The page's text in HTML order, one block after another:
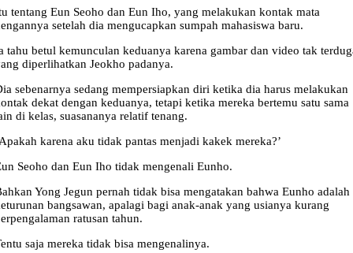
tentang Eun Seoho dan Eun Iho, yang melakukan kontak mata
setelah dia mengucapkan sumpah mahasiswa baru.
tahu betul kemunculan keduanya karena gambar dan video tak
diperlihatkan Jeokho padanya.
sebenarnya sedang mempersiapkan diri ketika dia harus melakukan
dekat dengan keduanya, tetapi ketika mereka bertemu satu sama
di kelas, suasananya relatif tenang.
karena aku tidak pantas menjadi kakek mereka?’
Seoho dan Eun Iho tidak mengenali Eunho.
Yong Jegun pernah tidak bisa mengatakan bahwa Eunho adalah
bangsawan, apalagi bagi anak-anak yang usianya kurang
ratusan tahun.
saja mereka tidak bisa mengenalinya.